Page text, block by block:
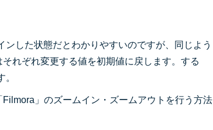
した状態だとわかりやすいのですが、同じよう
れぞれ変更する値を初期値に戻します。する
」のズームイン・ズームアウトを行う方法